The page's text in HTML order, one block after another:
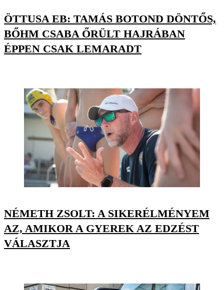
ÖTTUSA EB: TAMÁS BOTOND DÖNTŐS,
BŐHM CSABA ŐRÜLT HAJRÁBAN
ÉPPEN CSAK LEMARADT
NÉMETH ZSOLT: A SIKERÉLMÉNYEM
AZ, AMIKOR A GYEREK AZ EDZÉST
VÁLASZTJA